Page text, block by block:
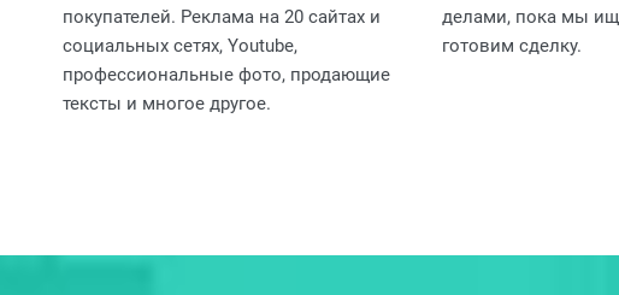
покупателей. Реклама на 20 сайтах и
социальных сетях, Youtube,
профессиональные фото, продающие
тексты и многое другое.
делами, пока мы
готовим сделку.